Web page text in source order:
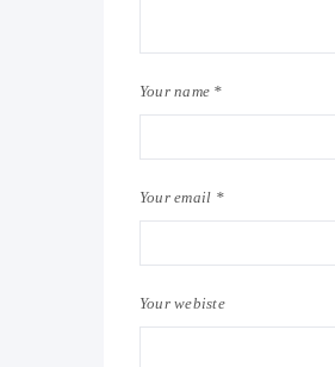
Your name *
Your email *
Your webiste